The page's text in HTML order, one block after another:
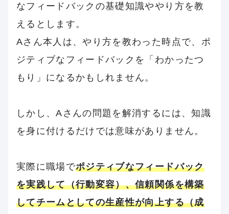
なフィードバックの基礎知識ややり方を教
えるとします。
Aさん本人は、やり方を教わった時点で、ポ
ジティブなフィードバックを「わかったつ
もり」になるかもしれません。
しかし、Aさんの問題を解消するには、知識
を身に付けるだけでは意味がありません。
実際に職場でポジティブなフィードバック
を実践して（行動変容）、信頼関係を構築
してチームとしての生産性が向上する（成